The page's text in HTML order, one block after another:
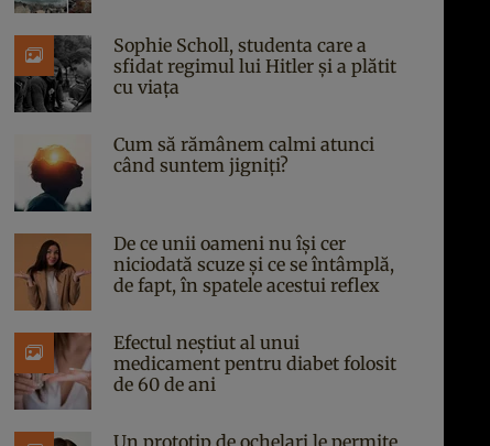
Sophie Scholl, studenta care a
sfidat regimul lui Hitler și a plătit
cu viața
Cum să rămânem calmi atunci
când suntem jigniți?
De ce unii oameni nu își cer
niciodată scuze și ce se întâmplă,
de fapt, în spatele acestui reflex
Efectul neștiut al unui
medicament pentru diabet folosit
de 60 de ani
Un prototip de ochelari le permite